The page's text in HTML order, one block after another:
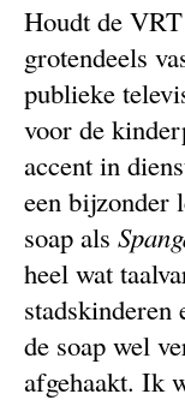
Houdt de
grotendeels
publieke
voor de
accent in
een bijzonder
soap als
heel wat
de soap wel
afgehaakt. Ik